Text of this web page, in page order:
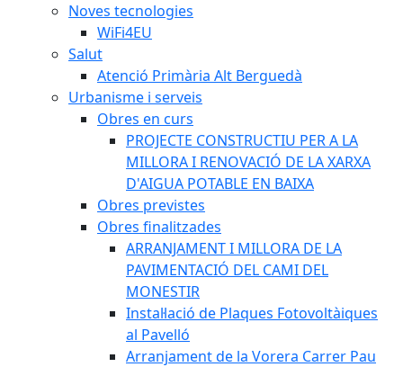
Noves tecnologies
WiFi4EU
Salut
Atenció Primària Alt Berguedà
Urbanisme i serveis
Obres en curs
PROJECTE CONSTRUCTIU PER A LA
MILLORA I RENOVACIÓ DE LA XARXA
D'AIGUA POTABLE EN BAIXA
Obres previstes
Obres finalitzades
ARRANJAMENT I MILLORA DE LA
PAVIMENTACIÓ DEL CAMI DEL
MONESTIR
Instal·lació de Plaques Fotovoltàiques
al Pavelló
Arranjament de la Vorera Carrer Pau